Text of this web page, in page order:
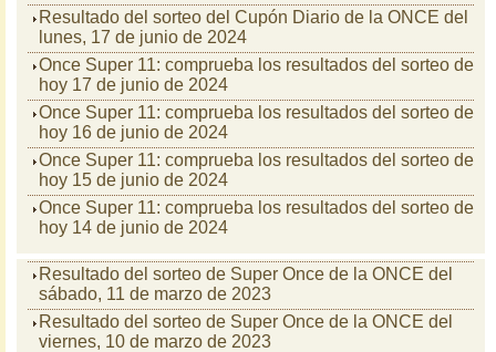
Resultado del sorteo del Cupón Diario de la ONCE del
lunes, 17 de junio de 2024
Once Super 11: comprueba los resultados del sorteo de
hoy 17 de junio de 2024
Once Super 11: comprueba los resultados del sorteo de
hoy 16 de junio de 2024
Once Super 11: comprueba los resultados del sorteo de
hoy 15 de junio de 2024
Once Super 11: comprueba los resultados del sorteo de
hoy 14 de junio de 2024
Resultado del sorteo de Super Once de la ONCE del
sábado, 11 de marzo de 2023
Resultado del sorteo de Super Once de la ONCE del
viernes, 10 de marzo de 2023